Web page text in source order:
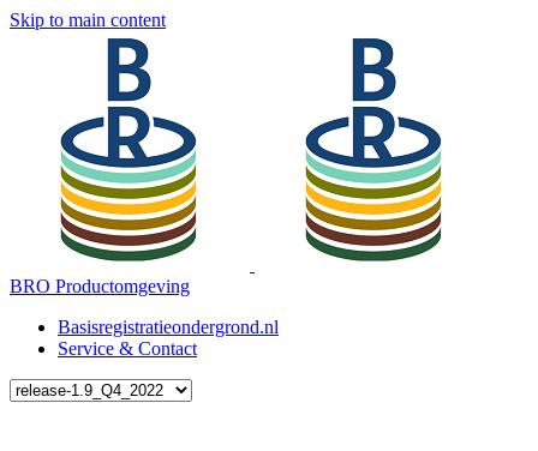
Skip to main content
BRO Productomgeving
Basisregistratieondergrond.nl
Service & Contact